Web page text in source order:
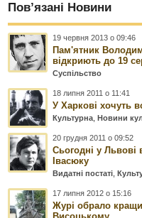
Пов’язані Новини
19 червня 2013 о 09:46
Пам'ятник
відкриють до 19
Суспільство
18 липня 2011 о 11:41
У Харкові хочуть
Культурна ,Новини
20 грудня 2011 о 09:52
Сьогодні у
Івасюку
Видатні постаті ,
17 липня 2012 о 15:16
Журі обрало